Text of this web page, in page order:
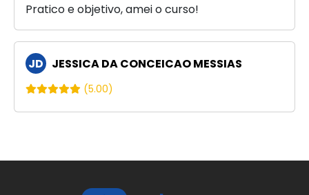
Pratico e objetivo, amei o curso!
JD JESSICA DA CONCEICAO MESSIAS
(5.00)